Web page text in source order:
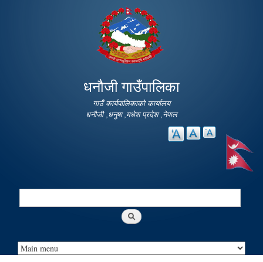
main
content
धनौजी गाउँपालिका
गाउँ कार्यपालिकाको कार्यालय
धनौजी ,धनुषा ,मधेश प्रदेश ,नेपाल
Search